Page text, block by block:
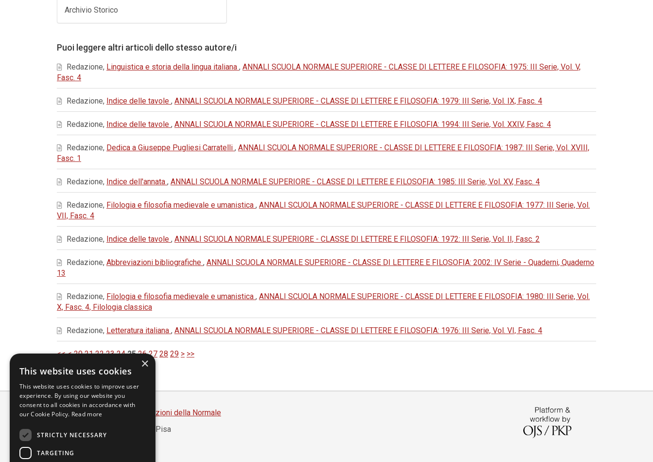
Archivio Storico
Puoi leggere altri articoli dello stesso autore/i
Redazione, Linguistica e storia della lingua italiana , ANNALI SCUOLA NORMALE SUPERIORE - CLASSE DI LETTERE E FILOSOFIA: 1975: III Serie, Vol. V,
Fasc. 4
Redazione, Indice delle tavole , ANNALI SCUOLA NORMALE SUPERIORE - CLASSE DI LETTERE E FILOSOFIA: 1979: III Serie, Vol. IX, Fasc. 4
Redazione, Indice delle tavole , ANNALI SCUOLA NORMALE SUPERIORE - CLASSE DI LETTERE E FILOSOFIA: 1994: III Serie, Vol. XXIV, Fasc. 4
Redazione, Dedica a Giuseppe Pugliesi Carratelli , ANNALI SCUOLA NORMALE SUPERIORE - CLASSE DI LETTERE E FILOSOFIA: 1987: III Serie, Vol. XVIII,
Fasc. 1
Redazione, Indice dell'annata , ANNALI SCUOLA NORMALE SUPERIORE - CLASSE DI LETTERE E FILOSOFIA: 1985: III Serie, Vol. XV, Fasc. 4
Redazione, Filologia e filosofia medievale e umanistica , ANNALI SCUOLA NORMALE SUPERIORE - CLASSE DI LETTERE E FILOSOFIA: 1977: III Serie, Vol.
VII, Fasc. 4
Redazione, Indice delle tavole , ANNALI SCUOLA NORMALE SUPERIORE - CLASSE DI LETTERE E FILOSOFIA: 1972: III Serie, Vol. II, Fasc. 2
Redazione, Abbreviazioni bibliografiche , ANNALI SCUOLA NORMALE SUPERIORE - CLASSE DI LETTERE E FILOSOFIA: 2002: IV Serie - Quaderni, Quaderno
13
Redazione, Filologia e filosofia medievale e umanistica , ANNALI SCUOLA NORMALE SUPERIORE - CLASSE DI LETTERE E FILOSOFIA: 1980: III Serie, Vol.
X, Fasc. 4, Filologia classica
Redazione, Letteratura italiana , ANNALI SCUOLA NORMALE SUPERIORE - CLASSE DI LETTERE E FILOSOFIA: 1976: III Serie, Vol. VI, Fasc. 4
<< < 20 21 22 23 24 25 26 27 28 29 > >>
Scuola Normale Superiore
Edizioni della Normale
Piazza dei Cavalieri, 7 - 56126 Pisa
Partita IVA 00420000507
×
This website uses cookies
This website uses cookies to improve user
experience. By using our website you
consent to all cookies in accordance with
our Cookie Policy. Read more
STRICTLY NECESSARY
TARGETING